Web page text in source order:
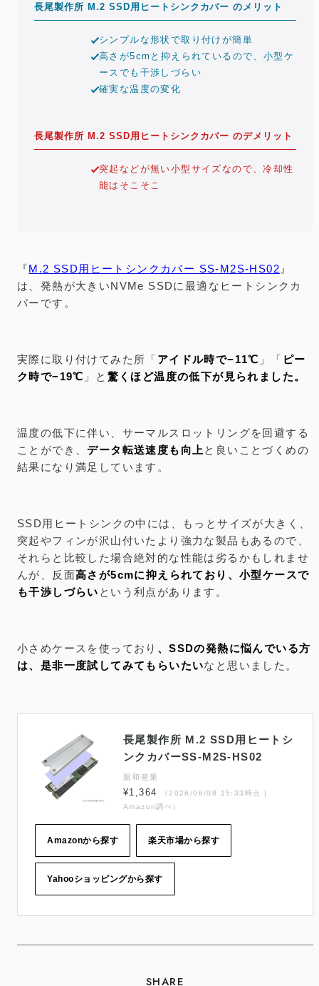
長尾製作所 M.2 SSD用ヒートシンクカバー のメリット
シンプルな形状で取り付けが簡単
高さが5cmと抑えられているので、小型ケ
ースでも干渉しづらい
確実な温度の変化
長尾製作所 M.2 SSD用ヒートシンクカバー のデメリット
突起などが無い小型サイズなので、冷却性
能はそこそこ
『M.2 SSD用ヒートシンクカバー SS-M2S-HS02 』
は、発熱が大きいNVMe SSDに最適なヒートシンクカ
バーです。
実際に取り付けてみた所「 アイドル時で−11℃ 」「 ピー
ク時で−19℃ 」と 驚くほど温度の低下が見られました。
温度の低下に伴い、サーマルスロットリングを回避する
ことができ、データ転送速度も向上 と良いことづくめの
結果になり満足しています。
SSD用ヒートシンクの中には、もっとサイズが大きく、
突起やフィンが沢山付いたより強力な製品もあるので、
それらと比較した場合絶対的な性能は劣るかもしれませ
んが、反面高さが5cmに抑えられており、小型ケースで
も干渉しづらい という利点があります。
小さめケースを使っており 、SSDの発熱に悩んでいる方
は、是非一度試してみてもらいたいなと思いました。
長尾製作所 M.2 SSD用ヒートシ
ンクカバーSS-M2S-HS02
親和産業
¥1,364
（2026/08/08 15:33時点 |
Amazon調べ）
Amazonから探す 楽天市場から探す
Yahooショッピングから探す
SHARE